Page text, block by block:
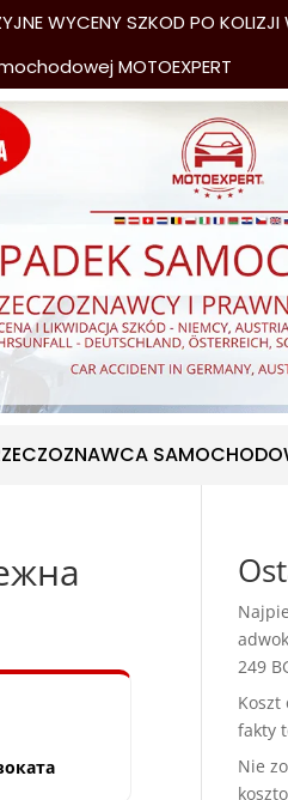
WYCENY SZKOD PO KOLIZJI
MOTOEXPERT
249
fakty
Nie